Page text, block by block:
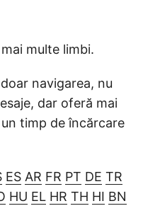
multe limbi.
navigarea, nu
dar oferă mai
timp de încărcare
ES AR FR PT DE TR
HU EL HR TH HI BN